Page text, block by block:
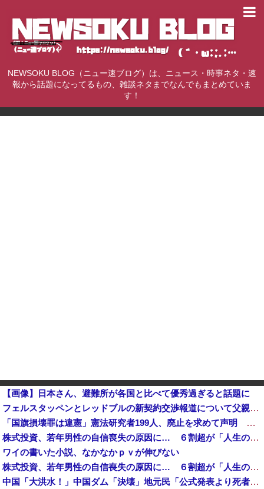
NEWSOKU BLOG（ニュー速ブログ）は、ニュース・時事ネタ・速
報から話題になってるもの、雑談ネタまでなんでもまとめていま
す！
【画像】日本さん、避難所が各国と比べて優秀過ぎると話題に
フェルスタッペンとレッドブルの新契約交渉報道について父親ヨスが否定他
「国旗損壊罪は違憲」憲法研究者199人、廃止を求めて声明 ←なら国旗破損して逮捕されて裁判すれば
株式投資、若年男性の自信喪失の原因に… ６割超が「人生の敗者」自認か
ワイの書いた小説、なかなかｐｖが伸びない
株式投資、若年男性の自信喪失の原因に… ６割超が「人生の敗者」自認か
中国「大洪水！」中国ダム「決壊」地元民「公式発表より死者多い！」中国政府「住民拘束！（安否不明」中国当局「救助隊動画も削除」台風13号「三峡ダム接近中」→